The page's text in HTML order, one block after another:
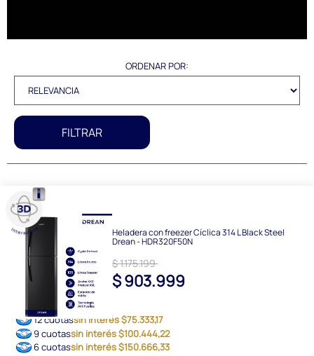
ORDENAR POR:
FILTRAR
Heladera con freezer Cíclica 314 L Black Steel
Drean - HDR320F50N
$ 1.175.199
$ 903.999
12 cuotassin interés $75.333,17
9 cuotassin interés $100.444,22
6 cuotassin interés $150.666,33